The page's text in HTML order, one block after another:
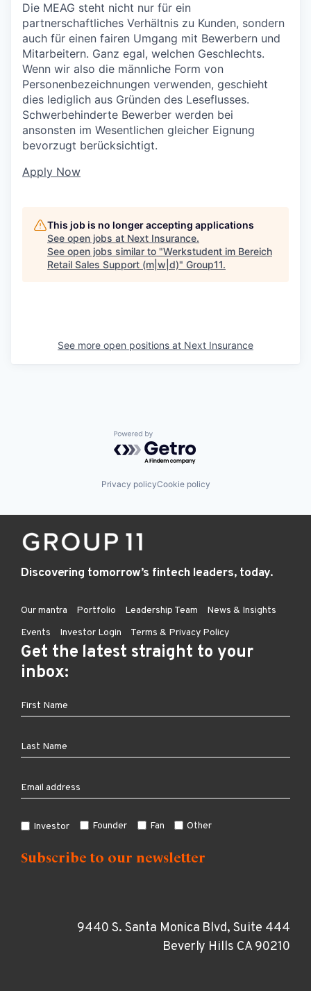
Die MEAG steht nicht nur für ein
partnerschaftliches Verhältnis zu Kunden, sondern
auch für einen fairen Umgang mit Bewerbern und
Mitarbeitern. Ganz egal, welchen Geschlechts.
Wenn wir also die männliche Form von
Personenbezeichnungen verwenden, geschieht
dies lediglich aus Gründen des Leseflusses.
Schwerbehinderte Bewerber werden bei
ansonsten im Wesentlichen gleicher Eignung
bevorzugt berücksichtigt.
Apply Now
This job is no longer accepting applications
See open jobs at Next Insurance.
See open jobs similar to "Werkstudent im Bereich
Retail Sales Support (m|w|d)" Group11.
See more open positions at Next Insurance
Powered by Getro.com
Privacy policyCookie policy
Discovering tomorrow’s fintech leaders, today.
Our mantra Portfolio Leadership Team
News & Insights
Events
Investor Login Terms & Privacy Policy
Get the latest straight to your
inbox:
Investor Founder Fan Other
9440 S. Santa Monica Blvd, Suite 444
Beverly Hills CA 90210